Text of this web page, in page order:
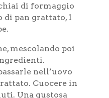
di formaggio
pan grattato, 1
mescolando poi
nell’uovo
Cuocere in
Una gustosa